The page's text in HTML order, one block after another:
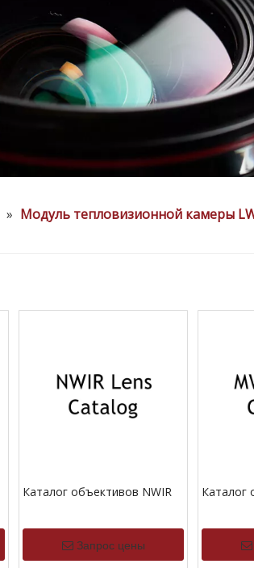
» Модуль тепловизионной камеры
Каталог объективов NWIR
Запрос цены
Каталог